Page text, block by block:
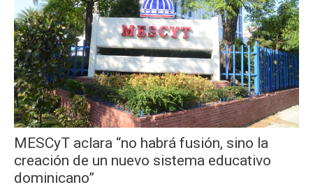
MESCyT aclara “no habrá fusión, sino la
creación de un nuevo sistema educativo
dominicano”